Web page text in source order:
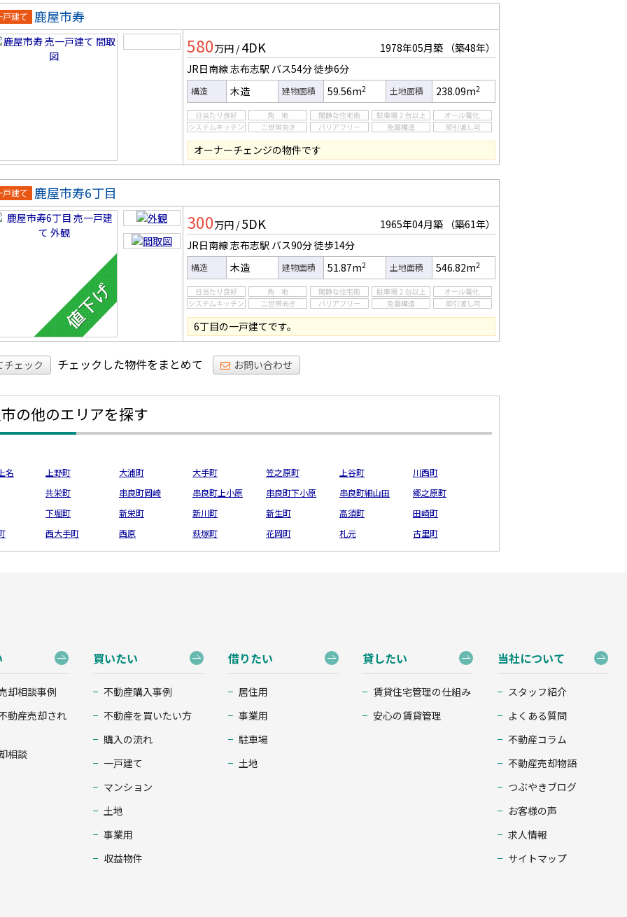
戸建
鹿屋市寿
580万円 / 4DK 1978年05月築
（築48年）
JR日南線 志布志駅 バス54分徒歩6分
構造 木造 建物面積 59.56m2 土地面積 238.09m2
オーナーチェンジの物件です
戸建
鹿屋市寿6丁目
300万円 / 5DK 1965年04月築
（築61年）
JR日南線 志布志駅 バス90分徒歩14分
構造 木造 建物面積 51.87m2 土地面積 546.82m2
6丁目の一戸建てです。
チェック チェックした物件をまとめて お問い合わせ
の他のエリアを探す
名 上野町 大浦町 大手町 笠之原町 上谷町
川西町
共栄町 串良町岡崎 串良町上小原 串良町下小原 串良町細山田
郷之原町
下堀町 新栄町 新川町 新生町 高須町
田崎町
西大手町 西原 萩塚町 花岡町 札元 古里町
却相談事例
動産売却され
相談
買いたい
不動産購入事例
不動産を買いたい方
購入の流れ
一戸建て
マンション
土地
事業用
収益物件
借りたい
居住用
事業用
駐車場
土地
貸したい
賃貸住宅管理の仕組み
安心の賃貸管理
当社について
スタッフ紹介
よくある質問
不動産コラム
不動産売却物語
つぶやきブログ
お客様の声
求人情報
サイトマップ